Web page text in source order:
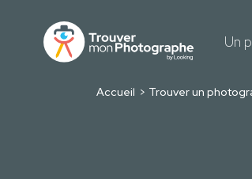
Un
Accueil Trouver un